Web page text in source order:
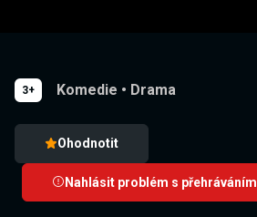
3+ Komedie • Drama
Ohodnotit
Nahlásit problém s přehráváním